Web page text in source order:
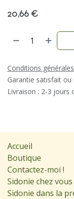
20,66€
Conditions générales
Garantie satisfait
Livraison : 2-3 jours
Accueil
Boutique
Contactez-moi !
Sidonie chez vous
Sidonie dans la